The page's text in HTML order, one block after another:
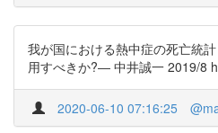
我が国における熱中症の死亡統
用すべきか?― 中井誠一 2019/8
2020-06-10 07:16:25